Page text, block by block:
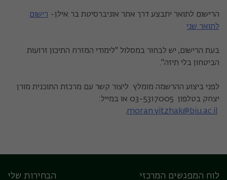
הרישום לתואר יתבצע דרך אתר אוניברסיטת בר אילן- רישום
לתואר שני
בעת הרישום, יש לבחור במסלול "לימודי המזרח התיכון זרועות
הביטחון בלי תיזה".
לפני ביצוע ההרשמה מומלץ ליצור קשר עם מרכזת התוכנית מורן
יצחק בטלפון 03-5317005 או במייל:
moran.yitzhak@biu.ac.il
.
לוח המפגשים המרכזי הבחירות שלי